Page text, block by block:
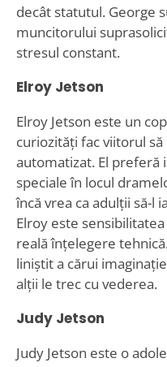
decât statutul. George
muncitorului
stresul constant.
Elroy Jetson
Elroy Jetson este un
curiozități fac viitorul
automatizat. El preferă
speciale în locul
încă vrea ca adulții să-l
Elroy este
reală înțelegere
liniștit a cărui
alții le trec cu vederea.
Judy Jetson
Judy Jetson este o